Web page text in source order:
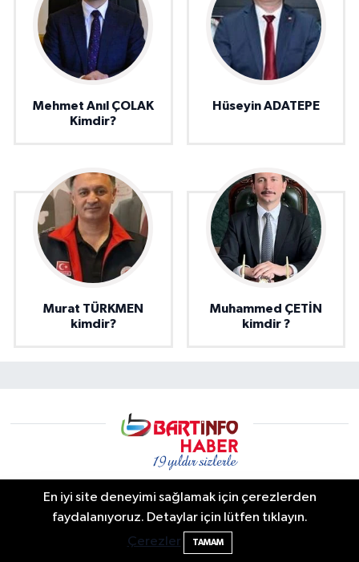
Mehmet Anıl ÇOLAK
Kimdir?
Hüseyin ADATEPE
Murat TÜRKMEN
kimdir?
Muhammed ÇETİN
kimdir ?
Bartın info | Bartın Son Dakika Haberleri ve Şehir Rehberi
Bartın’da yaşanan son dakika gelişmeleri, trafik kazaları,
En iyi site deneyimi sağlamak için çerezlerden
faydalanıyoruz. Detaylar için lütfen tıklayın.
Çerezler
TAMAM
Bartın'da nem oranı yüzde 100'e ulaştı